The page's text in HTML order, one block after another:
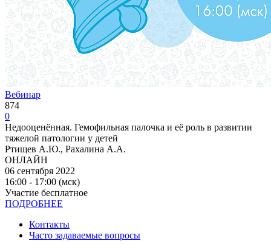
Вебинар
874
0
Недооценённая. Гемофильная палочка и её роль в развитии
тяжелой патологии у детей
Ртищев А.Ю., Рахалина А.А.
ОНЛАЙН
06 сентября 2022
16:00 - 17:00 (мск)
Участие бесплатное
ПОДРОБНЕЕ
Контакты
Часто задаваемые вопросы